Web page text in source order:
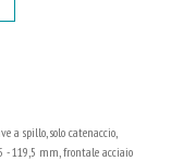
a spillo, solo catenaccio,
- 119,5 mm, frontale acciaio